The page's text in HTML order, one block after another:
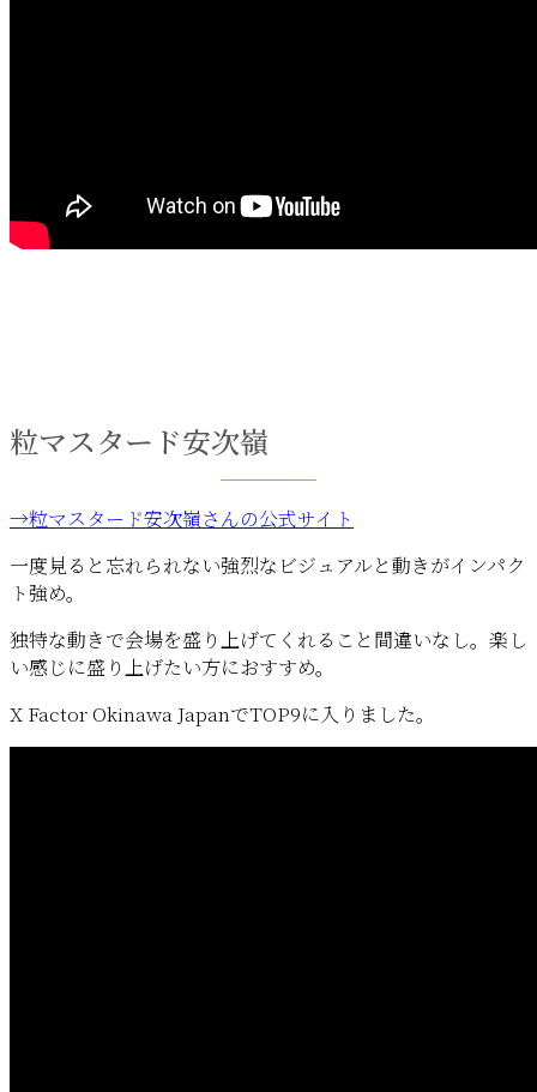
粒マスタード安次嶺
→粒マスタード安次嶺さんの公式サイト
一度見ると忘れられない強烈なビジュアルと動きがインパク
ト強め。
独特な動きで会場を盛り上げてくれること間違いなし。楽し
い感じに盛り上げたい方におすすめ。
X Factor Okinawa JapanでTOP9に入りました。